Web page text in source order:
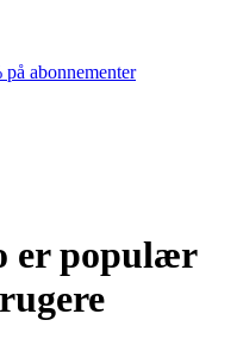
abonnementer
er populær